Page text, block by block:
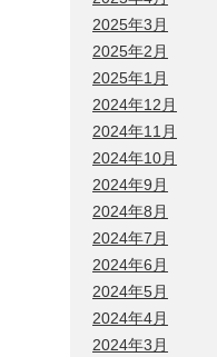
2025年3月
2025年2月
2025年1月
2024年12月
2024年11月
2024年10月
2024年9月
2024年8月
2024年7月
2024年6月
2024年5月
2024年4月
2024年3月